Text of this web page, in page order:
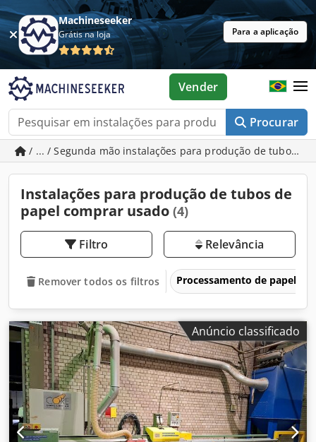
Machineseeker
Grátis na loja Para a aplicação
Procurar
Vender
/ ... / Segunda mão instalações para produção de tubos
Instalações para produção de tubos de
papel comprar usado (4)
Filtro Relevância
Remover todos os filtros Processamento de papel e
Anúncio classificado